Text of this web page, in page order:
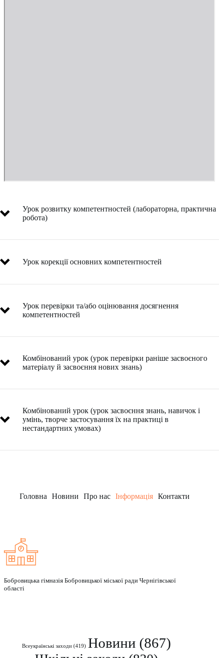
Урок розвитку компетентностей (лабораторна, практична
робота)
Завантажити у форматі.docx
Завантажити у форматі.pdf
content
Урок корекції основних компетентностей
Завантажити у форматі
to
Урок перевірки та/або оцінювання досягнення
компетентностей
Завантажити у форматі.docx
PDF
Комбінований урок (урок перевірки раніше засвоєного
матеріалу й засвоєння нових знань)
Завантажити у форматі.docx
Завантажити у форматі.pdf
Комбінований урок (урок засвоєння знань, навичок і
умінь, творче застосування їх на практиці в
нестандартних умовах)
to
PDF
Головна Новини Про нас Інформація Контакти
Бобровицька гімназія Бобровицької міської ради Чернігівської
області
Всеукраїнські заходи(419) Новини (867)